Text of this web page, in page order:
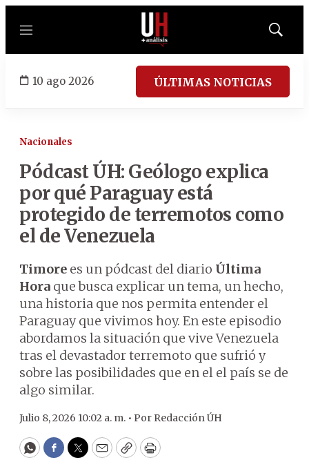
Menú
Mostrar
10 ago 2026 ÚLTIMAS NOTICIAS
Nacionales
Pódcast ÚH: Geólogo explica
por qué Paraguay está
protegido de terremotos como
el de Venezuela
Timore es un pódcast del diario Última
Hora que busca explicar un tema, un hecho,
una historia que nos permita entender el
Paraguay que vivimos hoy. En este episodio
abordamos la situación que vive Venezuela
tras el devastador terremoto que sufrió y
sobre las posibilidades que en el el país se de
algo similar.
Julio 8, 2026 10:02 a. m. • Por Redacción ÚH
WhatsApp
Facebook
Twitter
EmailCopyPrint